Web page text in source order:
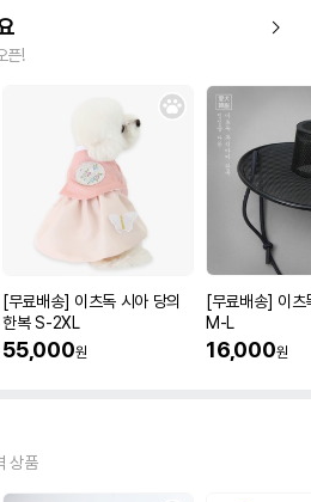
픈!
[무료배송] 이츠독 시아 당의
한복 S-2XL
55,000원
[무료배송] 이츠
M-L
16,000원
상품